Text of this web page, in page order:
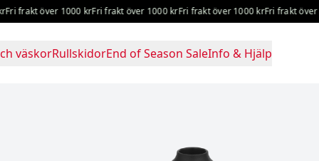
frakt över 1000 krFri frakt över 1000 krFri frakt över 1000 krFri frakt över
väskorRullskidorEnd of Season SaleInfo & Hjälp